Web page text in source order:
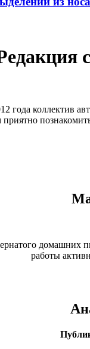
года коллектив
приятно
работы